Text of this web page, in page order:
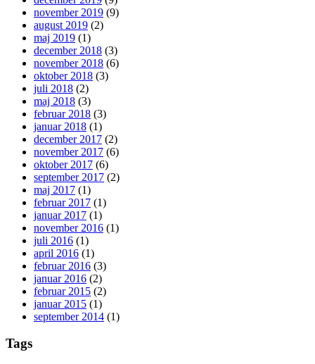
november 2019 (9)
august 2019 (2)
maj 2019 (1)
december 2018 (3)
november 2018 (6)
oktober 2018 (3)
juli 2018 (2)
maj 2018 (3)
februar 2018 (3)
januar 2018 (1)
december 2017 (2)
november 2017 (6)
oktober 2017 (6)
september 2017 (2)
maj 2017 (1)
februar 2017 (1)
januar 2017 (1)
november 2016 (1)
juli 2016 (1)
april 2016 (1)
februar 2016 (3)
januar 2016 (2)
februar 2015 (2)
januar 2015 (1)
september 2014 (1)
Tags